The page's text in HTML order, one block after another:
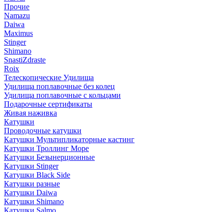
Прочие
Namazu
Daiwa
Maximus
Stinger
Shimano
SnastiZdraste
Roix
Телескопические Удилища
Удилища поплавочные без колец
Удилища поплавочные с кольцами
Подарочные сертификаты
Живая наживка
Катушки
Проводочные катушки
Катушки Мультипликаторные кастинг
Катушки Троллинг Море
Катушки Безынерционные
Катушки Stinger
Катушки Black Side
Катушки разные
Катушки Daiwa
Катушки Shimano
Катушки Salmo